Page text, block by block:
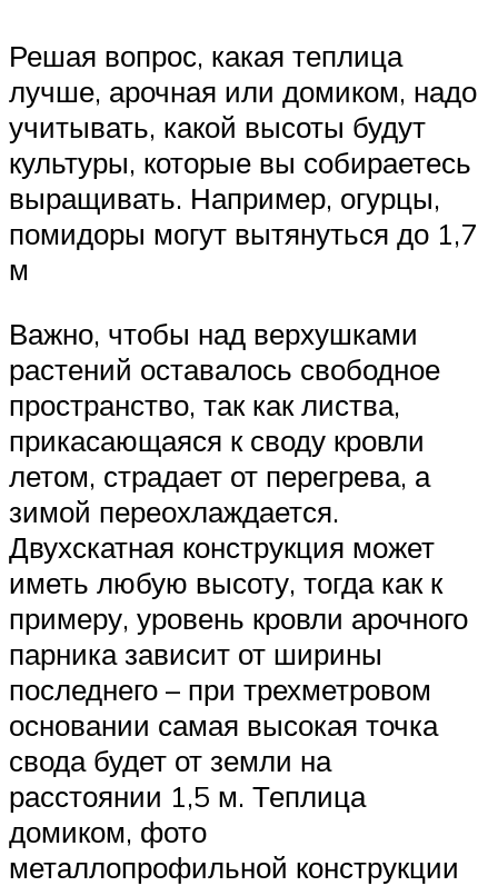
Решая вопрос, какая теплица
лучше, арочная или домиком, надо
учитывать, какой высоты будут
культуры, которые вы собираетесь
выращивать. Например, огурцы,
помидоры могут вытянуться до 1,7
м
Важно, чтобы над верхушками
растений оставалось свободное
пространство, так как листва,
прикасающаяся к своду кровли
летом, страдает от перегрева, а
зимой переохлаждается.
Двухскатная конструкция может
иметь любую высоту, тогда как к
примеру, уровень кровли арочного
парника зависит от ширины
последнего – при трехметровом
основании самая высокая точка
свода будет от земли на
расстоянии 1,5 м. Теплица
домиком, фото
металлопрофильной конструкции